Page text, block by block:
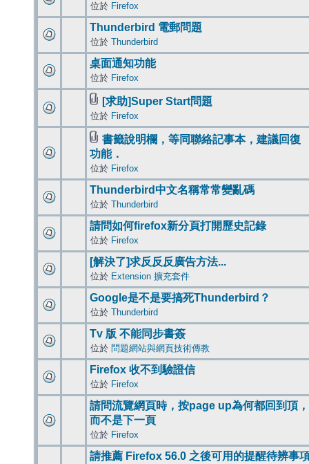
位於 Firefox
Thunderbird 電郵問題
位於 Thunderbird
桌面通知功能
位於 Firefox
[求助]Super Start問題
位於 Firefox
書籤說明欄，等同聯絡記事本，建議回復
功能．
位於 Firefox
Thunderbird中文名稱常常變亂碼
位於 Thunderbird
請問如何firefox新分頁打開歷史記錄
位於 Firefox
[解決了]求反反反廣告方法...
位於 Extension 擴充套件
Google是不是要搞死Thunderbird？
位於 Thunderbird
Tv 版 不能同步書簽
位於 問題網站與網頁技術傳教
Firefox 收不到驗證信
位於 Firefox
請問流覽網頁時，按page up為何都回到頂，
而不是下一頁
位於 Firefox
請推薦 Firefox 56.0 之後可用的提醒待辨事